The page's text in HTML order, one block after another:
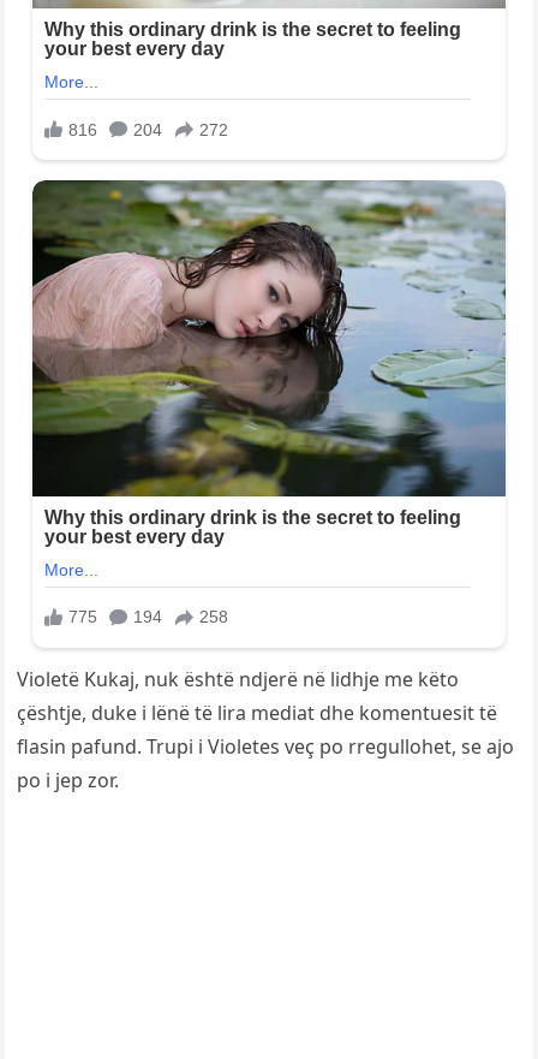
Violetë Kukaj, nuk është ndjerë në lidhje me këto
çështje, duke i lënë të lira mediat dhe komentuesit të
flasin pafund. Trupi i Violetes veç po rregullohet, se ajo
po i jep zor.